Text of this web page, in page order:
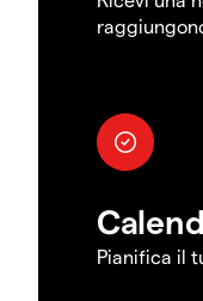
Pianifica il